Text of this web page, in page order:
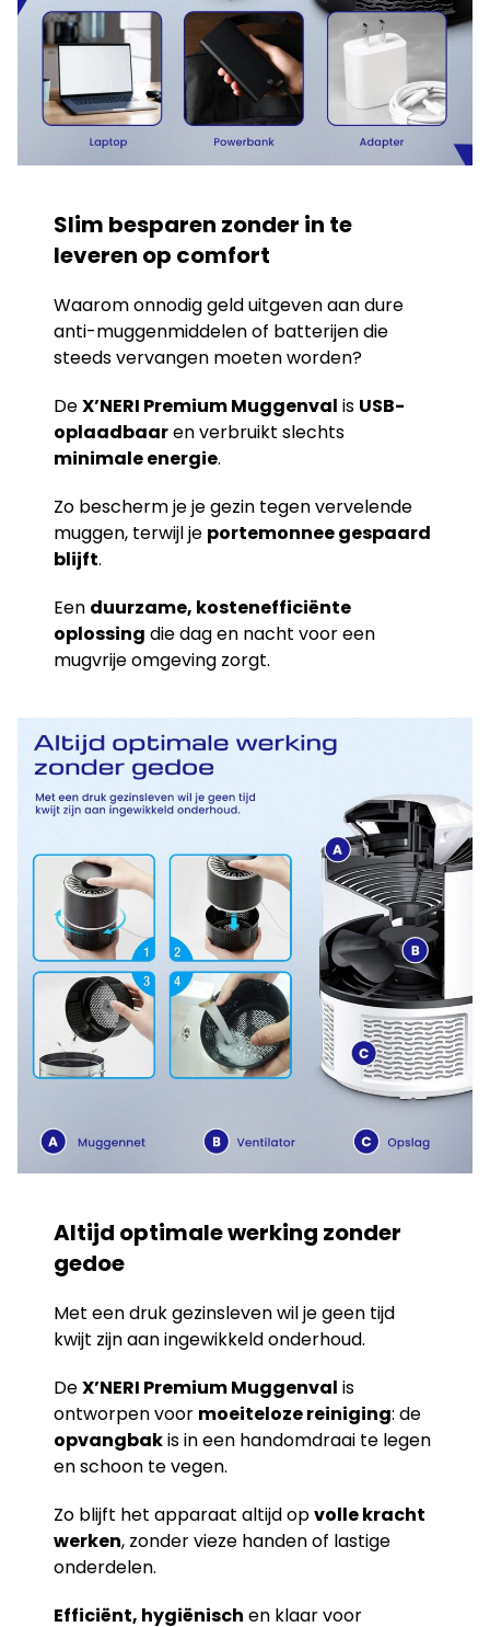
Slim besparen zonder in te
leveren op comfort
Waarom onnodig geld uitgeven aan dure
anti-muggenmiddelen of batterijen die
steeds vervangen moeten worden?
DeX’NERI Premium Muggenval is USB-
oplaadbaaren verbruikt slechts
minimale energie.
Zo bescherm je je gezin tegen vervelende
muggen, terwijl je portemonnee gespaard
blijft.
Een duurzame, kostenefficiënte
oplossing die dag en nacht voor een
mugvrije omgeving zorgt.
Altijd optimale werking zonder
gedoe
Met een druk gezinsleven wil je geen tijd
kwijt zijn aan ingewikkeld onderhoud.
DeX’NERI Premium Muggenval is
ontworpen voor moeiteloze reiniging: de
opvangbakis in een handomdraai te legen
en schoon te vegen.
Zo blijft het apparaat altijd opvolle kracht
werken, zonder vieze handen of lastige
onderdelen.
Efficiënt, hygiënisch en klaar voor